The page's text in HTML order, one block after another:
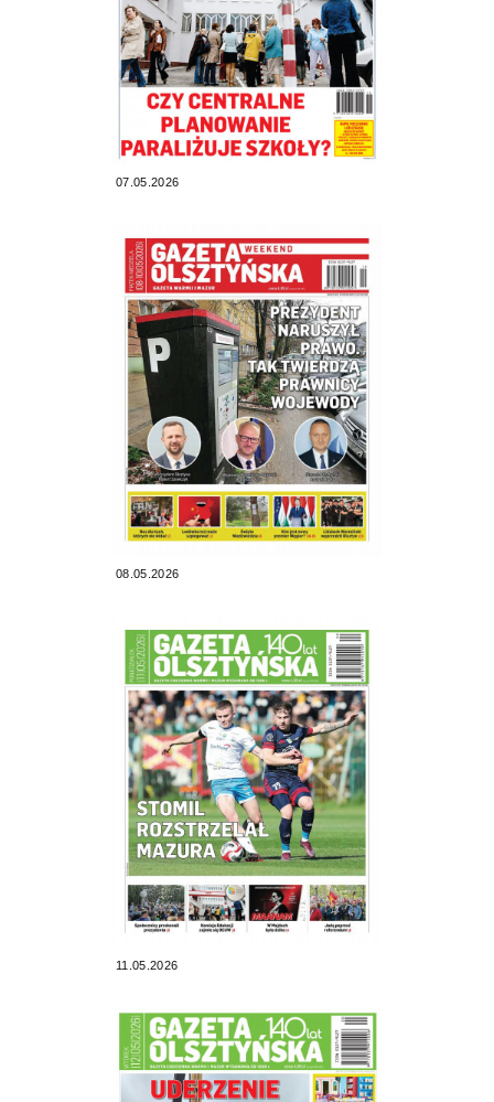
07.05.2026
08.05.2026
11.05.2026